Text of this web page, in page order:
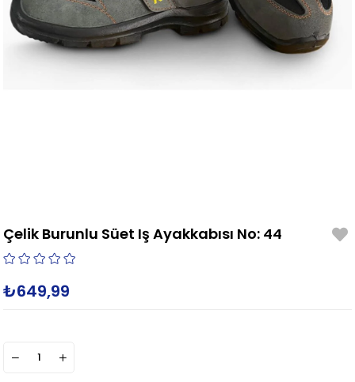
Çelik Burunlu Süet Iş Ayakkabısı No: 44
₺649,99